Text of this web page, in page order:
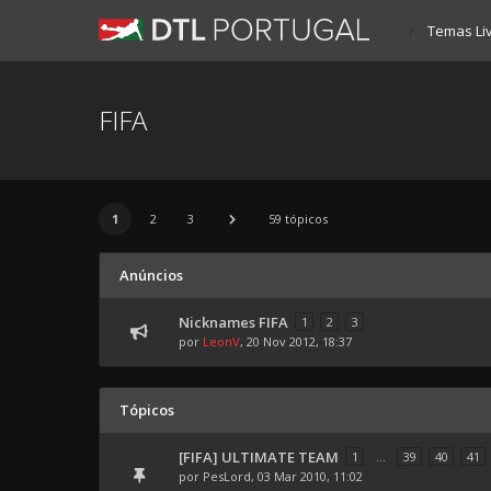
Temas
FIFA
1 2 3 59 tópicos
Anúncios
Nicknames FIFA 1 2
3
por LeonV, 20 Nov 2012, 18:37
Tópicos
[FIFA] ULTIMATE TEAM 1 ... 39 40
41
por PesLord, 03 Mar 2010, 11:02